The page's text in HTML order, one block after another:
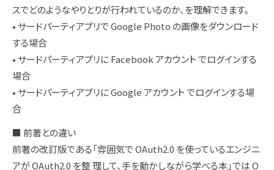
スでどのようなやりとりが行われているのか、を理解できます。
• サードパーティアプリで Google Photo の画像をダウンロード
する場合
• サードパーティアプリに Facebook アカウント でログインする
場合
• サードパーティアプリに Google アカウント でログインする場
合
■ 前著との違い
前著の改訂版である「雰囲気で OAuth2.0 を使っているエンジニ
アが OAuth2.0 を整 理して、手を動かしながら学べる本」では O